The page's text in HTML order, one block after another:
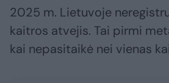
2025 m. Lietuvoje
kaitros atvejis. Tai pirmi
kai nepasitaikė nei vienas